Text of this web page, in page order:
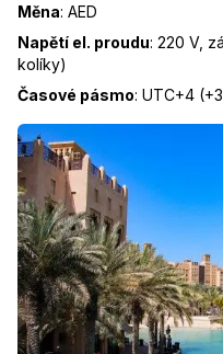
Měna: AED
Napětí el. proudu: 220 V,
kolíky)
Časové pásmo: UTC+4